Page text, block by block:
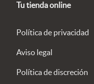
Tu tienda online
Política de privacidad
Aviso legal
Política de discreción